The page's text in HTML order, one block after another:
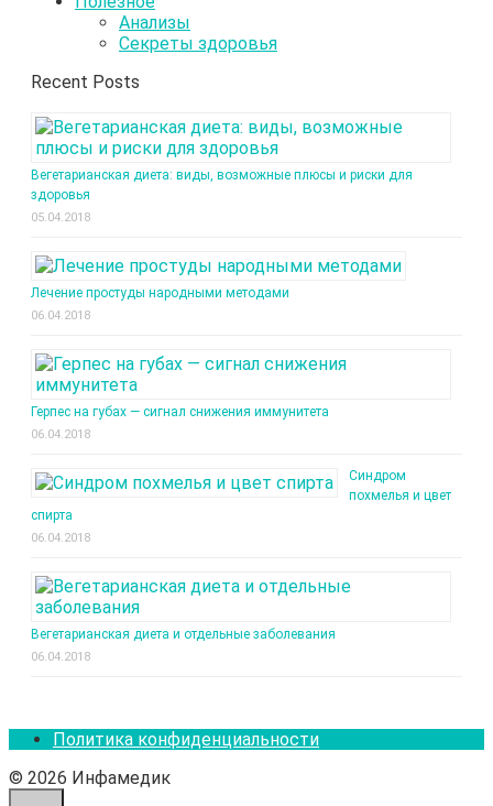
Анализы
Секреты здоровья
Recent Posts
Вегетарианская диета: виды, возможные плюсы и риски для
здоровья
05.04.2018
Лечение простуды народными методами
06.04.2018
Герпес на губах — сигнал снижения иммунитета
06.04.2018
Синдром
похмелья и цвет
спирта
06.04.2018
Вегетарианская диета и отдельные заболевания
06.04.2018
Политика конфиденциальности
© 2026 Инфамедик